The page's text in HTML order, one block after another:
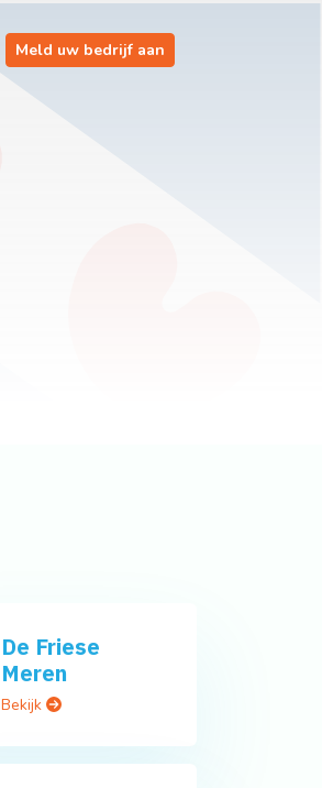
Meld uw bedrijf aan
De Friese
Meren
Bekijk